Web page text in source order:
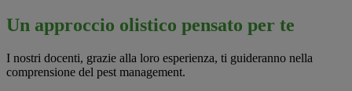
Un approccio olistico pensato per te
I nostri docenti, grazie alla loro esperienza, ti guideranno nella
comprensione del pest management.